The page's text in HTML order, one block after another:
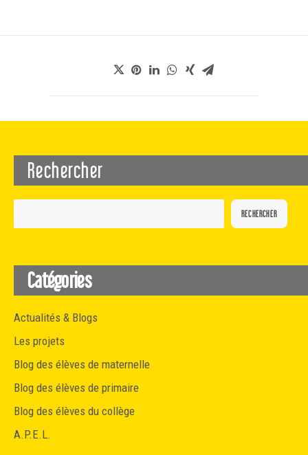
Rechercher
RECHERCHER
Catégories
Actualités & Blogs
Les projets
Blog des élèves de maternelle
Blog des élèves de primaire
Blog des élèves du collège
A.P.E.L.